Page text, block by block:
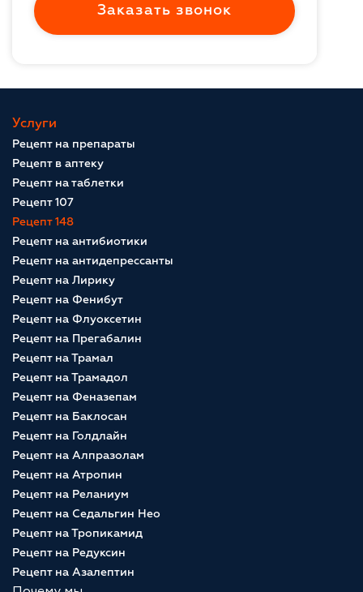
Заказать звонок
Услуги
Рецепт на препараты
Рецепт в аптеку
Рецепт на таблетки
Рецепт 107
Рецепт 148
Рецепт на антибиотики
Рецепт на антидепрессанты
Рецепт на Лирику
Рецепт на Фенибут
Рецепт на Флуоксетин
Рецепт на Прегабалин
Рецепт на Трамал
Рецепт на Трамадол
Рецепт на Феназепам
Рецепт на Баклосан
Рецепт на Голдлайн
Рецепт на Алпразолам
Рецепт на Атропин
Рецепт на Реланиум
Рецепт на Седальгин Нео
Рецепт на Тропикамид
Рецепт на Редуксин
Рецепт на Азалептин